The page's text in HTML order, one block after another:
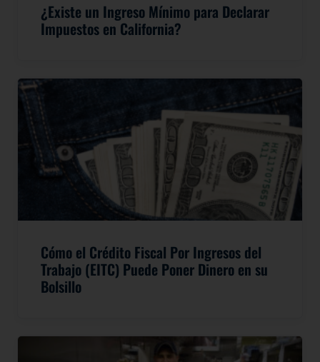
¿Existe un Ingreso Mínimo para Declarar
Impuestos en California?
Cómo el Crédito Fiscal Por Ingresos del
Trabajo (EITC) Puede Poner Dinero en su
Bolsillo